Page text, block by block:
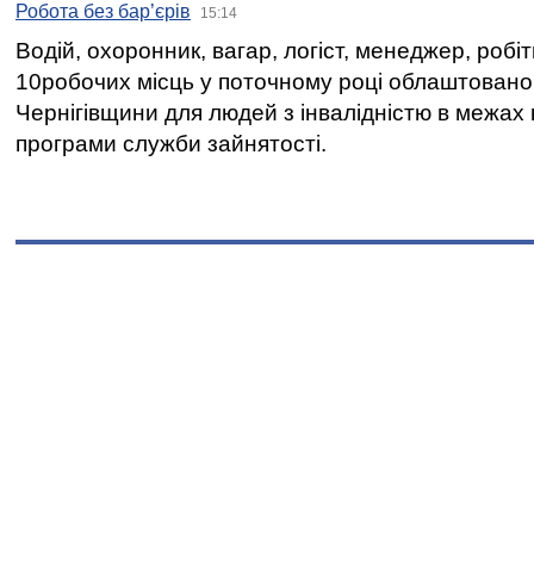
Робота без бар’єрів 15:14
Водій, охоронник, вагар, логіст, менеджер,
10робочих місць у поточному році
Чернігівщини для людей з інвалідністю в межах
програми служби зайнятості.